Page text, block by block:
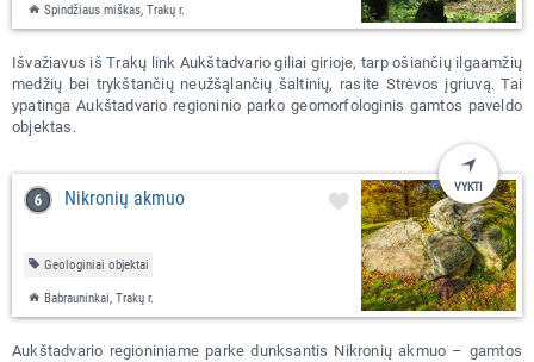
Spindžiaus miškas, Trakų r.
Išvažiavus iš Trakų link Aukštadvario giliai girioje, tarp ošiančių ilgaamžių
medžių bei trykštančių neužšąlančių šaltinių, rasite Strėvos įgriuvą. Tai
ypatinga Aukštadvario regioninio parko geomorfologinis gamtos paveldo
objektas.
Nikronių akmuo
Geologiniai objektai
Babrauninkai, Trakų r.
VYKTI
Aukštadvario regioniniame parke dunksantis Nikronių akmuo – gamtos